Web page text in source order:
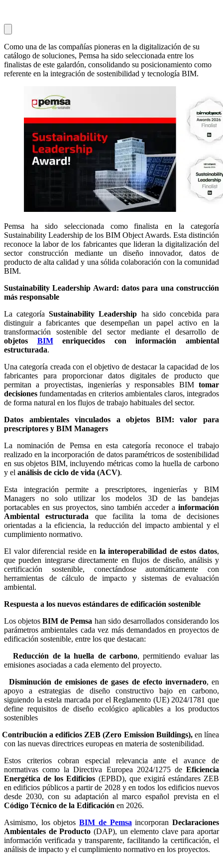
Como una de las compañías pioneras en la digitalización de su
catálogo de soluciones, Pemsa ha sido seleccionada entre los
finalistas de este galardón, consolidando su posicionamiento como
referente en la integración de sostenibilidad y tecnología BIM.
Pemsa ha sido seleccionada como finalista en la categoría
Sustainability Leadership de los BIM Object Awards. Esta distinción
reconoce la labor de los fabricantes que lideran la digitalización del
sector construcción mediante un diseño innovador, datos de
producto de alta calidad y una sólida colaboración con la comunidad
BIM.
Sustainability Leadership Award: datos para una construcción
más responsable
La categoríaSustainability Leadership ha sido concebida para
distinguir a fabricantes que desempeñan un papel activo en la
transformación sostenible del sector mediante el desarrollo de
objetos BIMenriquecidos con información ambiental
estructurada.
Una categoría creada con el objetivo de destacar la capacidad de los
fabricantes para proporcionar datos digitales de producto que
permitan a proyectistas, ingenierías y responsables BIM tomar
decisiones fundamentadas en criterios ambientales claros, integrados
de forma natural en los flujos de trabajo habituales del sector.
Datos ambientales vinculados a objetos BIM: valor para
prescriptores y BIM Managers
La nominación de Pemsa en esta categoría reconoce el trabajo
realizado en la incorporación de datos paramétricos de sostenibilidad
en sus objetos BIM, incluyendo métricas como la huella de carbono
y el análisis de ciclo de vida (ACV).
Esta integración permite a prescriptores, ingenierías y BIM
Managers no solo utilizar los modelos 3D de las bandejas
portacables en sus proyectos, sino también acceder a información
Ambiental estructurada que facilita la toma de decisiones
orientadas a la eficiencia, la reducción del impacto ambiental y el
cumplimiento normativo.
El valor diferencial reside en la interoperabilidad de estos datos,
que pueden integrarse directamente en flujos de diseño, análisis y
certificación sostenible, conectándose automáticamente con
herramientas de cálculo de impacto y sistemas de evaluación
ambiental.
Respuesta a los nuevos estándares de edificación sostenible
Los objetosBIM de Pemsa han sido desarrollados considerando los
parámetros ambientales cada vez más demandados en proyectos de
edificación sostenible, entre los que destacan:
Reducción de la huella de carbono, permitiendo evaluar las
emisiones asociadas a cada elemento del proyecto.
Disminución de emisiones de gases de efecto invernadero, en
apoyo a estrategias de diseño constructivo bajo en carbono,
siguiendo la estela marcada por el Reglamento (UE) 2024/1781 que
define requisitos de diseño ecológico aplicables a los productos
sostenibles
Contribución a edificios ZEB (Zero Emission Buildings),en línea
con las nuevas directrices europeas en materia de sostenibilidad.
Estos criterios cobran especial relevancia ante el avance de
normativas como la Directiva Europea 2024/1275 de Eficiencia
Energética de los Edificios (EPBD), que exigirá estándares ZEB
en edificios públicos a partir de 2028 y en todos los edificios nuevos
desde 2030, con su adaptación al marco español prevista en el
Código Técnico de la Edificación en 2026.
Asimismo, los objetosBIM de Pemsa incorporanDeclaraciones
Ambientales de Producto (DAP), un elemento clave para aportar
información verificada y transparente, facilitando la certificación, el
análisis de impacto y el cumplimiento normativo en los proyectos.